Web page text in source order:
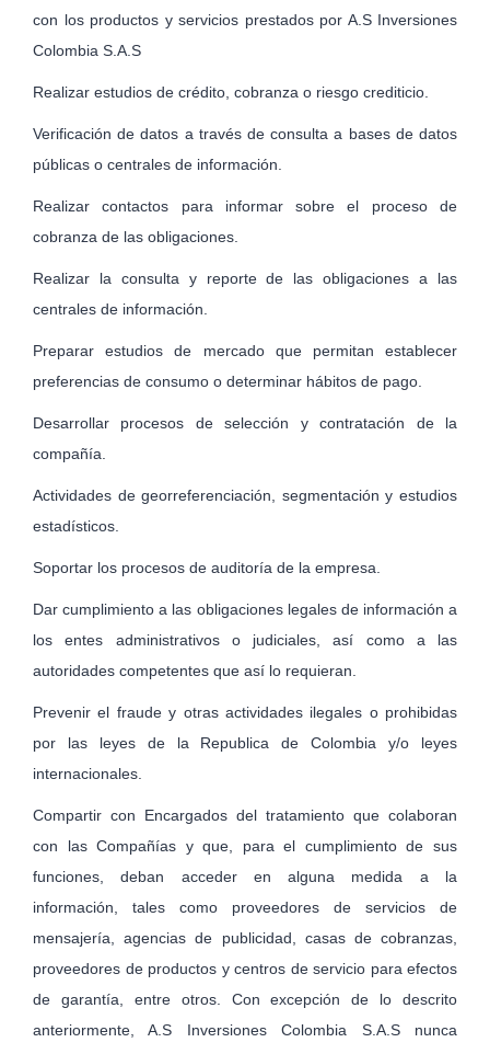
con los productos y servicios prestados por A.S Inversiones
Colombia S.A.S
Realizar estudios de crédito, cobranza o riesgo crediticio.
Verificación de datos a través de consulta a bases de datos
públicas o centrales de información.
Realizar contactos para informar sobre el proceso de
cobranza de las obligaciones.
Realizar la consulta y reporte de las obligaciones a las
centrales de información.
Preparar estudios de mercado que permitan establecer
preferencias de consumo o determinar hábitos de pago.
Desarrollar procesos de selección y contratación de la
compañía.
Actividades de georreferenciación, segmentación y estudios
estadísticos.
Soportar los procesos de auditoría de la empresa.
Dar cumplimiento a las obligaciones legales de información a
los entes administrativos o judiciales, así como a las
autoridades competentes que así lo requieran.
Prevenir el fraude y otras actividades ilegales o prohibidas
por las leyes de la Republica de Colombia y/o leyes
internacionales.
Compartir con Encargados del tratamiento que colaboran
con las Compañías y que, para el cumplimiento de sus
funciones, deban acceder en alguna medida a la
información, tales como proveedores de servicios de
mensajería, agencias de publicidad, casas de cobranzas,
proveedores de productos y centros de servicio para efectos
de garantía, entre otros. Con excepción de lo descrito
anteriormente, A.S Inversiones Colombia S.A.S nunca